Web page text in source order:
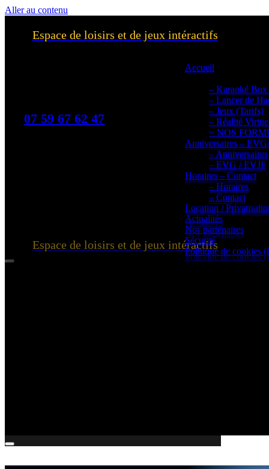
Aller au contenu
Espace de loisirs et de jeux intéractifs
Accueil
– Karaoké
– Lancer de
– Jeux (Tarifs)
– Réalité
~ NOS
Anniversaires –
– Anniversaires
– EVG / EVJF
Horaires – Contact
– Horaires
– Contact
Location /
Actualités
Nos partenaires
Sécurité
Politique de cookies
07 59 67 62 47
Espace de loisirs et de jeux intéractifs
Accueil
– Karaoké
– Lancer de
– Jeux (Tarifs)
– Réalité
~ NOS
Anniversaires –
– Anniversaires
– EVG / EVJF
Horaires – Contact
– Horaires
– Contact
Location /
Actualités
Nos partenaires
Sécurité
Politique de cookies